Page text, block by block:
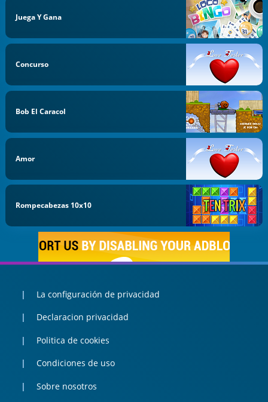
Juega Y Gana
Concurso
Bob El Caracol
Amor
Rompecabezas 10x10
La configuración de privacidad
Declaracion privacidad
Politica de cookies
Condiciones de uso
Sobre nosotros